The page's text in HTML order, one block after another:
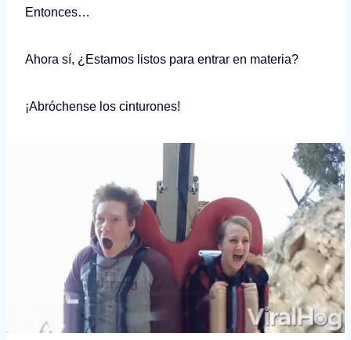
Entonces…
Ahora sí, ¿Estamos listos para entrar en materia?
¡Abróchense los cinturones!